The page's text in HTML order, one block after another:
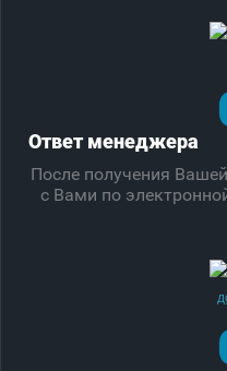
Ответ менеджера
После получения
с Вами по